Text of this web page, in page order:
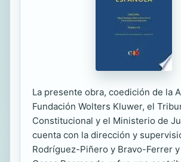
La presente obra, coedición de la
Fundación Wolters Kluwer, el
Constitucional y el Ministerio de
cuenta con la dirección y
Rodríguez-Piñero y Bravo-Ferrer